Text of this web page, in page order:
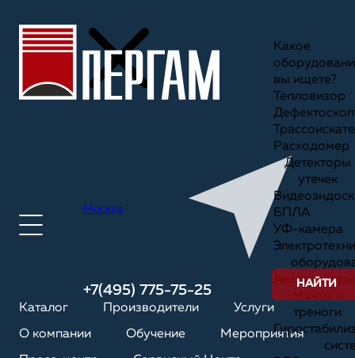
Москва
+7(495) 775-75-25
Каталог Производители Услуги
О компании Обучение Мероприятия
Какое
вы ищете?
Тепловизор
Дефектоскоп
Расходомер
Детекторы
утечек
БПЛА
УФ-камера
Анализаторы
треноги
НАЙТИ